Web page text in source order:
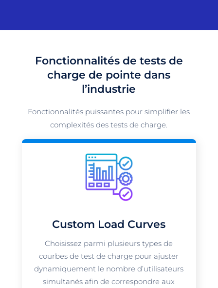
Fonctionnalités de tests de
charge de pointe dans
l’industrie
Fonctionnalités puissantes pour simplifier les
complexités des tests de charge.
Custom Load Curves
Choisissez parmi plusieurs types de
courbes de test de charge pour ajuster
dynamiquement le nombre d’utilisateurs
simultanés afin de correspondre aux